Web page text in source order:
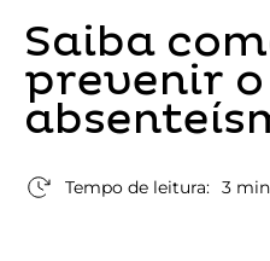
Saiba
prevenir o
Tempo de leitura: 3